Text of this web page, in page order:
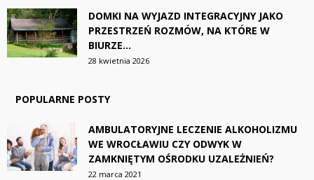
DOMKI NA WYJAZD INTEGRACYJNY JAKO
PRZESTRZEŃ ROZMÓW, NA KTÓRE W
BIURZE...
28 kwietnia 2026
POPULARNE POSTY
AMBULATORYJNE LECZENIE ALKOHOLIZMU
WE WROCŁAWIU CZY ODWYK W
ZAMKNIĘTYM OŚRODKU UZALEŻNIEŃ?
22 marca 2021